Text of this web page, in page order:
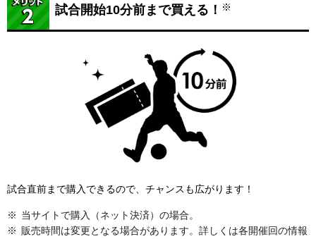
試合開始10分前まで買える！ ※
試合直前まで購入できるので、チャンスも広がります！
当サイトで購入（ネット決済）の場合。
販売時間は変更となる場合があります。詳しくは各開催回の情報